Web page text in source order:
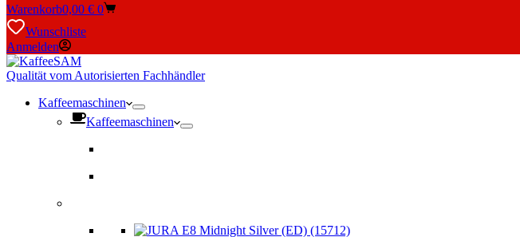
Warenkorb0,00 € 0
Wunschliste
Anmelden
Qualität vom Autorisierten Fachhändler
Kaffeemaschinen
Kaffeemaschinen